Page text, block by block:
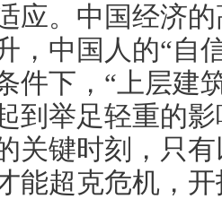
应。中国经济
，中国人的“自
件下，“上层建
到举足轻重的
关键时刻，只
能超克危机，